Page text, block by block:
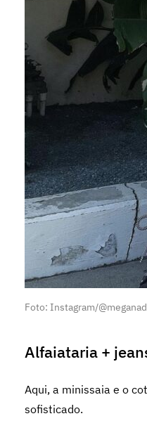
Foto: Instagram/
Alfaiataria +
Aqui, a minissaia e o
sofisticado.